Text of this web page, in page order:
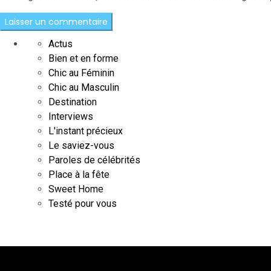
Actus
Bien et en forme
Chic au Féminin
Chic au Masculin
Destination
Interviews
L'instant précieux
Le saviez-vous
Paroles de célébrités
Place à la fête
Sweet Home
Testé pour vous